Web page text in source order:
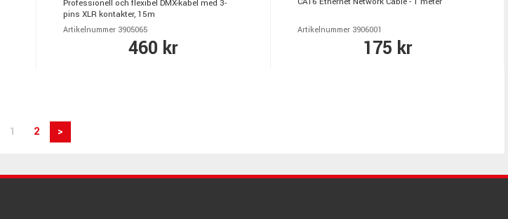
Professionell och flexibel DMX-kabel med 3-
pins XLR kontakter, 15m
Artikelnummer 3905065
460 kr
Artikelnummer 3906001
175 kr
1 2 >